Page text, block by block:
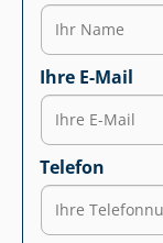
Ihre E-Mail
Telefon